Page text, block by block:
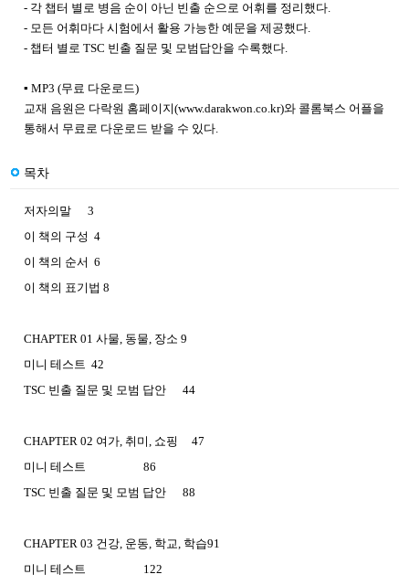
- 각 챕터 별로 병음 순이 아닌 빈출 순으로 어휘를 정리했다.
- 모든 어휘마다 시험에서 활용 가능한 예문을 제공했다.
- 챕터 별로 TSC 빈출 질문 및 모범답안을 수록했다.
▪ MP3 (무료 다운로드)
교재 음원은 다락원 홈페이지(www.darakwon.co.kr)와 콜롬북스 어플을
통해서 무료로 다운로드 받을 수 있다.
목차
저자의말 3
이 책의 구성 4
이 책의 순서 6
이 책의 표기법 8
CHAPTER 01 사물, 동물, 장소 9
미니 테스트 42
TSC 빈출 질문 및 모범 답안 44
CHAPTER 02 여가, 취미, 쇼핑 47
미니 테스트 86
TSC 빈출 질문 및 모범 답안 88
CHAPTER 03 건강, 운동, 학교, 학습91
미니 테스트 122